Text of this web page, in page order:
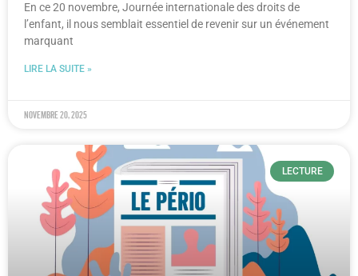
En ce 20 novembre, Journée internationale des droits de
l’enfant, il nous semblait essentiel de revenir sur un événement
marquant
LIRE LA SUITE »
novembre 20, 2025
LECTURE